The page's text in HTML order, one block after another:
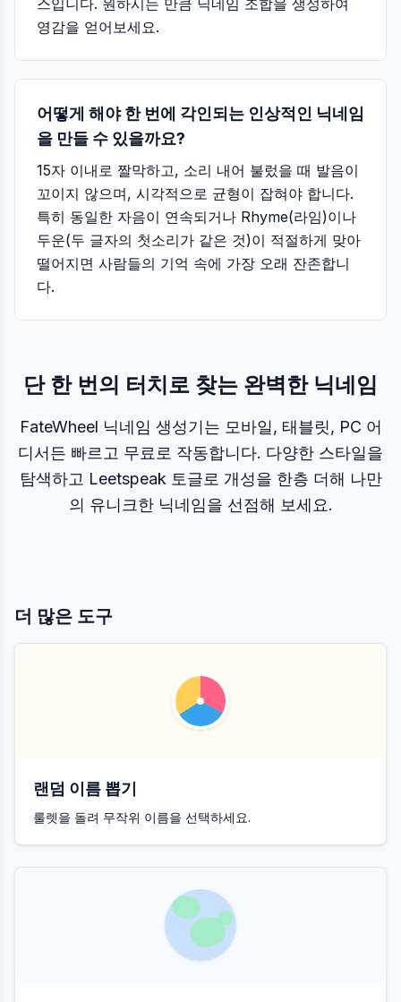
스입니다. 원하시는 만큼 닉네임 조합을 생성하여
영감을 얻어보세요.
어떻게 해야 한 번에 각인되는 인상적인 닉네임
을 만들 수 있을까요?
15자 이내로 짤막하고, 소리 내어 불렀을 때 발음이
꼬이지 않으며, 시각적으로 균형이 잡혀야 합니다.
특히 동일한 자음이 연속되거나 Rhyme(라임)이나
두운(두 글자의 첫소리가 같은 것)이 적절하게 맞아
떨어지면 사람들의 기억 속에 가장 오래 잔존합니
다.
단 한 번의 터치로 찾는 완벽한 닉네임
FateWheel 닉네임 생성기는 모바일, 태블릿, PC 어
디서든 빠르고 무료로 작동합니다. 다양한 스타일을
탐색하고 Leetspeak 토글로 개성을 한층 더해 나만
의 유니크한 닉네임을 선점해 보세요.
더 많은 도구
랜덤 이름 뽑기
룰렛을 돌려 무작위 이름을 선택하세요.